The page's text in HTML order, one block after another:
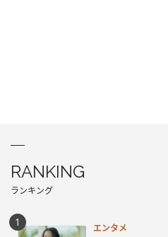
RANKING
ランキング
エンタメ